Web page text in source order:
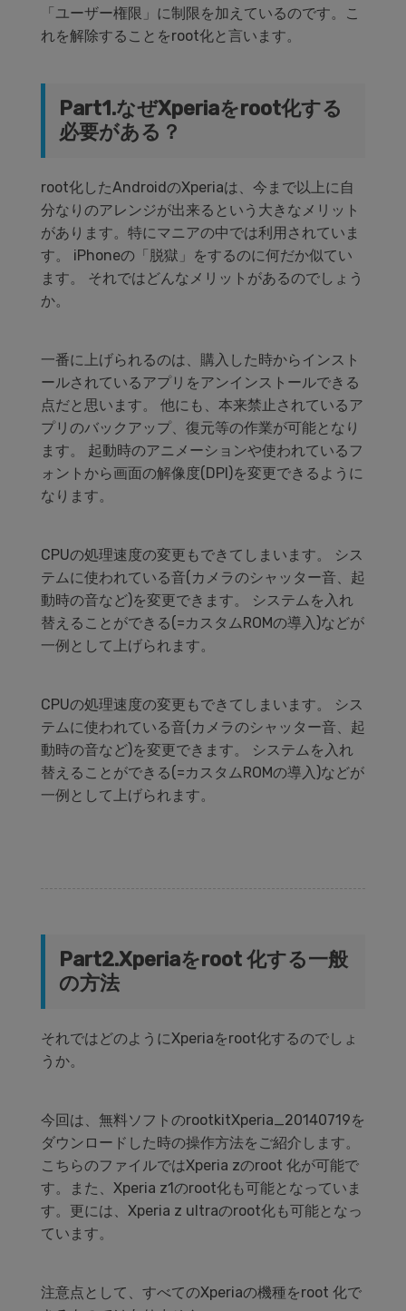
「ユーザー権限」に制限を加えているのです。こ
れを解除することをroot化と言います。
Part1.なぜXperiaをroot化する
必要がある？
root化したAndroidのXperiaは、今まで以上に自
分なりのアレンジが出来るという大きなメリット
があります。特にマニアの中では利用されていま
す。 iPhoneの「脱獄」をするのに何だか似てい
ます。 それではどんなメリットがあるのでしょう
か。
一番に上げられるのは、購入した時からインスト
ールされているアプリをアンインストールできる
点だと思います。 他にも、本来禁止されているア
プリのバックアップ、復元等の作業が可能となり
ます。 起動時のアニメーションや使われているフ
ォントから画面の解像度(DPI)を変更できるように
なります。
CPUの処理速度の変更もできてしまいます。 シス
テムに使われている音(カメラのシャッター音、起
動時の音など)を変更できます。 システムを入れ
替えることができる(=カスタムROMの導入)などが
一例として上げられます。
CPUの処理速度の変更もできてしまいます。 シス
テムに使われている音(カメラのシャッター音、起
動時の音など)を変更できます。 システムを入れ
替えることができる(=カスタムROMの導入)などが
一例として上げられます。
Part2.Xperiaをroot 化する一般
の方法
それではどのようにXperiaをroot化するのでしょ
うか。
今回は、無料ソフトのrootkitXperia_20140719を
ダウンロードした時の操作方法をご紹介します。
こちらのファイルではXperia zのroot 化が可能で
す。また、Xperia z1のroot化も可能となっていま
す。更には、Xperia z ultraのroot化も可能となっ
ています。
注意点として、すべてのXperiaの機種をroot 化で